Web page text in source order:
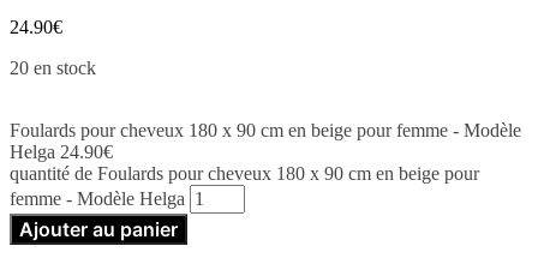
24.90€
20 en stock
Foulards pour cheveux 180 x 90 cm en beige pour femme - Modèle
Helga 24.90€
quantité de Foulards pour cheveux 180 x 90 cm en beige pour
femme - Modèle Helga
Ajouter au panier